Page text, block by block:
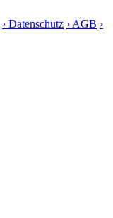
› Datenschutz › AGB ›